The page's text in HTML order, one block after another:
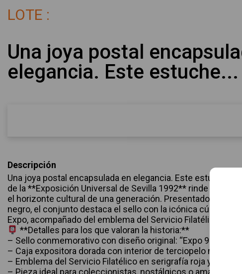
LOTE :
Una joya postal
elegancia. Este estuche...
Descripción
Una joya postal encapsulada en elegancia. Este estuche
de la **Exposición Universal de Sevilla 1992** rinde
el horizonte cultural de una generación. Presentado en una
negro, el conjunto destaca el sello con la icónica cúpula
Expo, acompañado del emblema del Servicio Filatélico de
**Detalles para los que valoran la historia:**
– Sello conmemorativo con diseño original: “Expo 92 –
– Caja expositora dorada con interior de terciopelo negro
– Emblema del Servicio Filatélico en serigrafía roja y dorada
– Pieza ideal para coleccionistas, nostálgicos o amantes de